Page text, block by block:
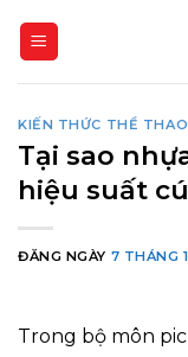
qua
KIẾN THỨC THỂ THAO
Tại sao
hiệu suất
ĐĂNG NGÀY 7 THÁNG
Trong bộ môn